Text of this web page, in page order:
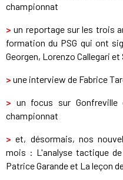
championnat
>un reportage sur les trois
formation du PSG qui ont
Georgen, Lorenzo Callegari et
> une interview de Fabrice
> un focus sur
championnat
> et, désormais, nos
mois : L'analyse tactique
Patrice Garande et La leçon